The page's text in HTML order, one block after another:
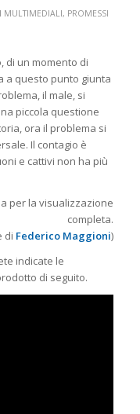
MULTIMEDIALI, PROMESSI
di un momento di
a questo punto giunta
il male, si
piccola questione
ora il problema si
Il contagio è
e cattivi non ha più
per la visualizzazione
completa.
di Federico Maggioni)
indicate le
di seguito.